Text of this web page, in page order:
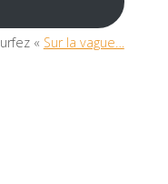
« Sur la vague…